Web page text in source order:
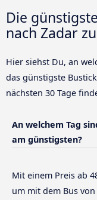
Die
nach Zadar
Hier siehst Du, an
das günstigste
nächsten 30 Tage
An welchem Tag
am günstigsten?
Mit einem Preis ab
um mit dem Bus